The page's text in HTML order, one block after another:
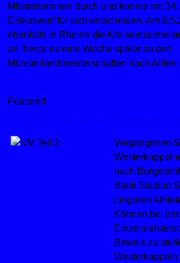
Mitstreiterinnen durch und konnte mit
Diskuswurf für sich entscheiden. Am
ebenfalls in Rheine die
an, bevor es eine Woche später zu den
Münsterlandmeisterschaften nach Ahlen
Featured
Vergangenen
nach
Bank Stadion
jüngeren
Können bei
Beweis zu